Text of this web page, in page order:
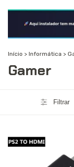
Início > Informática >
Gamer
Filtrar